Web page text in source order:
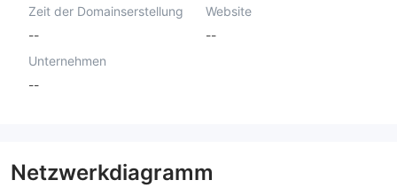
Zeit der Domainserstellung
--
Website
--
Unternehmen
--
Netzwerkdiagramm